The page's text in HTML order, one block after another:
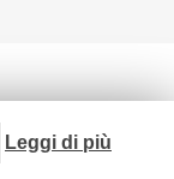
Leggi di più